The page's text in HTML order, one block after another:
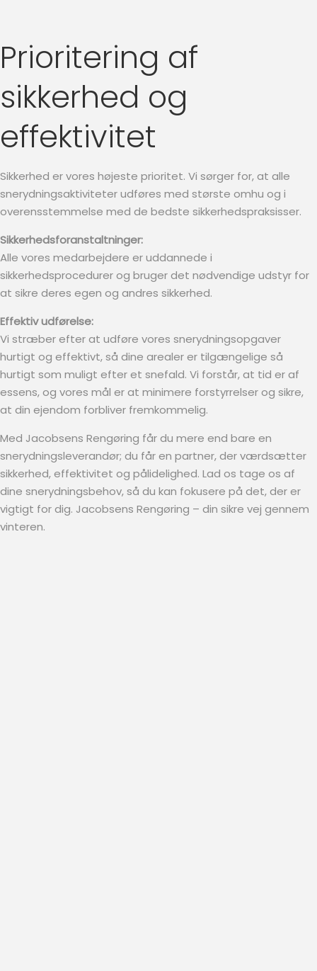
Prioritering af
sikkerhed og
effektivitet
Sikkerhed er vores højeste prioritet. Vi sørger for, at alle
snerydningsaktiviteter udføres med største omhu og i
overensstemmelse med de bedste sikkerhedspraksisser.
Sikkerhedsforanstaltninger:
Alle vores medarbejdere er uddannede i
sikkerhedsprocedurer og bruger det nødvendige udstyr for
at sikre deres egen og andres sikkerhed.
Effektiv udførelse:
Vi stræber efter at udføre vores snerydningsopgaver
hurtigt og effektivt, så dine arealer er tilgængelige så
hurtigt som muligt efter et snefald. Vi forstår, at tid er af
essens, og vores mål er at minimere forstyrrelser og sikre,
at din ejendom forbliver fremkommelig.
Med Jacobsens Rengøring får du mere end bare en
snerydningsleverandør; du får en partner, der værdsætter
sikkerhed, effektivitet og pålidelighed. Lad os tage os af
dine snerydningsbehov, så du kan fokusere på det, der er
vigtigt for dig. Jacobsens Rengøring – din sikre vej gennem
vinteren.